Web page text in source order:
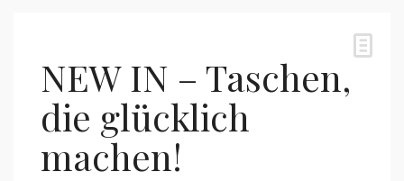
NEW IN – Taschen,
die glücklich
machen!